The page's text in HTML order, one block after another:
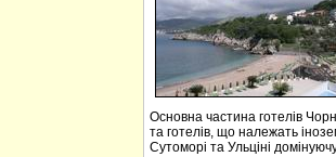
Основна частина готелів
та готелів, що належать
Сутоморі та Ульціні